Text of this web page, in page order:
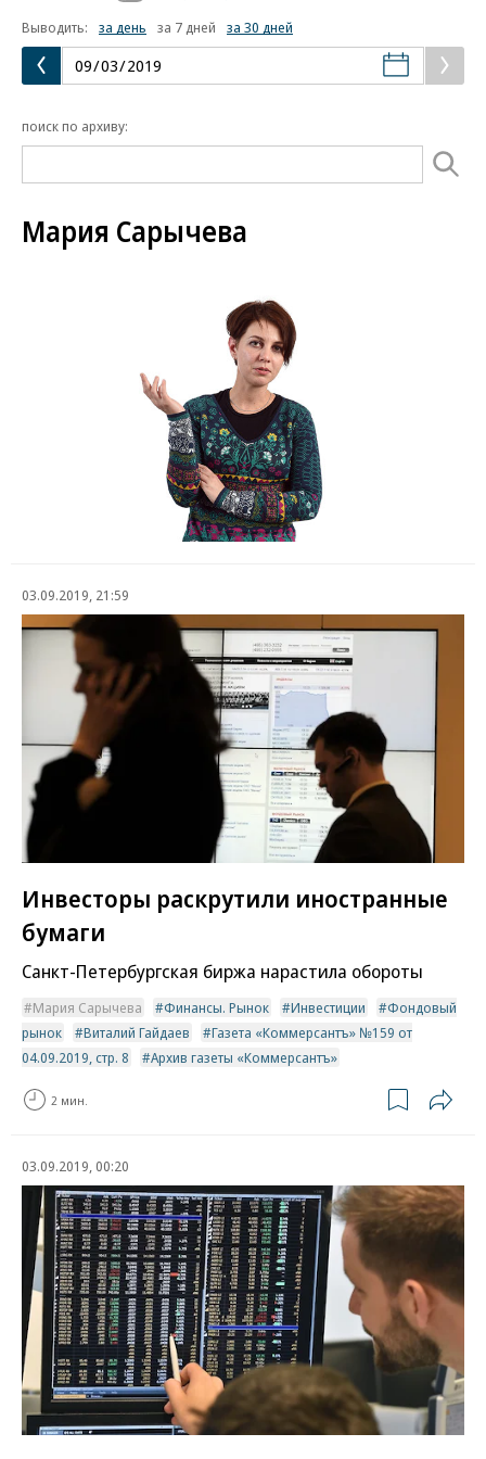
Выводить:
за день за 7 дней за 30 дней
поиск по архиву:
Мария Сарычева
03.09.2019, 21:59
Инвесторы раскрутили иностранные
бумаги
Санкт-Петербургская биржа нарастила обороты
Мария Сарычева Финансы. Рынок Инвестиции
Фондовый
рынок
Виталий Гайдаев
Газета «Коммерсантъ» №159 от
04.09.2019, стр. 8
Архив газеты «Коммерсантъ»
2 мин.
03.09.2019, 00:20